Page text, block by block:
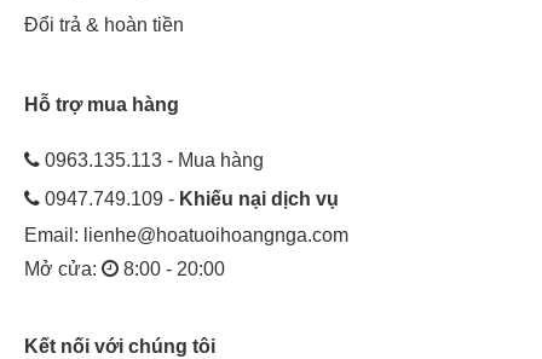
Đổi trả & hoàn tiền
Hỗ trợ mua hàng
0963.135.113 - Mua hàng
0947.749.109 - Khiếu nại dịch vụ
Email: lienhe@hoatuoihoangnga.com
Mở cửa:
8:00 - 20:00
Kết nối với chúng tôi